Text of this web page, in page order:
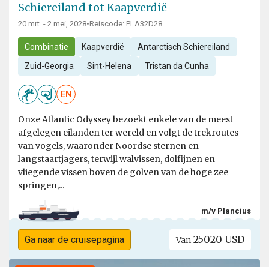
Schiereiland tot Kaapverdië
20 mrt. - 2 mei, 2028•Reiscode: PLA32D28
Combinatie Kaapverdië Antarctisch Schiereiland
Zuid-Georgia Sint-Helena Tristan da Cunha
EN
Onze Atlantic Odyssey bezoekt enkele van de meest
afgelegen eilanden ter wereld en volgt de trekroutes
van vogels, waaronder Noordse sternen en
langstaartjagers, terwijl walvissen, dolfijnen en
vliegende vissen boven de golven van de hoge zee
springen,...
m/v Plancius
Ga naar de cruisepagina Van 25020 USD